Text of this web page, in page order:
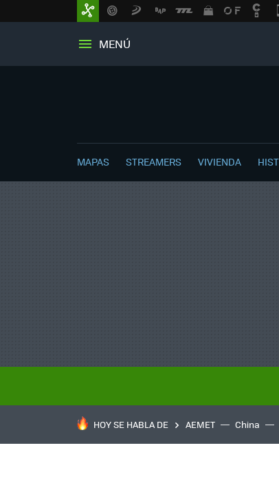
MENÚ
MAPAS STREAMERS VIVIENDA
HOY SE HABLA DE AEMET China